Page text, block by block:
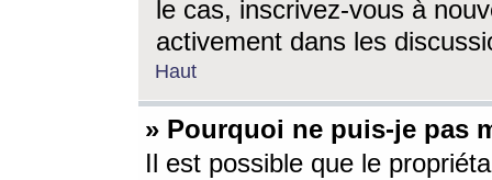
le cas, inscrivez-vous à
activement dans les
Haut
» Pourquoi ne puis-je pas
Il est possible que le